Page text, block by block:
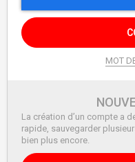
MOT
La création d’un compte a
rapide, sauvegarder
bien plus encore.